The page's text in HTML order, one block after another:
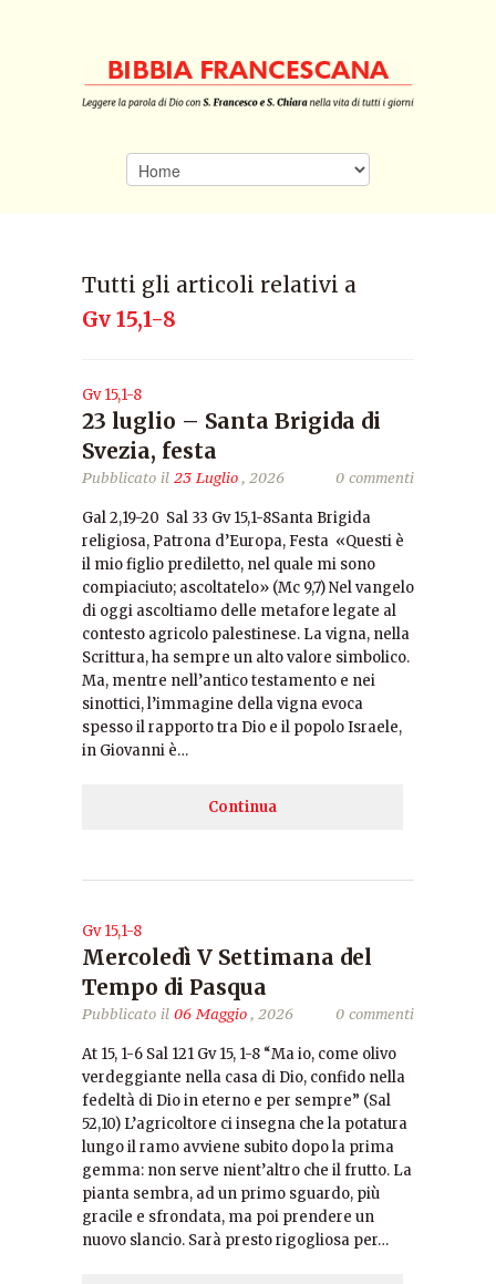
Tutti gli articoli relativi a
Gv 15,1-8
Gv 15,1-8
23 luglio – Santa Brigida di
Svezia, festa
Pubblicato il 23 Luglio, 2026 0 commenti
Gal 2,19-20 Sal 33 Gv 15,1-8Santa Brigida
religiosa, Patrona d’Europa, Festa «Questi è
il mio figlio prediletto, nel quale mi sono
compiaciuto; ascoltatelo» (Mc 9,7) Nel vangelo
di oggi ascoltiamo delle metafore legate al
contesto agricolo palestinese. La vigna, nella
Scrittura, ha sempre un alto valore simbolico.
Ma, mentre nell’antico testamento e nei
sinottici, l’immagine della vigna evoca
spesso il rapporto tra Dio e il popolo Israele,
in Giovanni è…
Continua
Gv 15,1-8
Mercoledì V Settimana del
Tempo di Pasqua
Pubblicato il 06 Maggio, 2026 0 commenti
At 15, 1-6 Sal 121 Gv 15, 1-8 “Ma io, come olivo
verdeggiante nella casa di Dio, confido nella
fedeltà di Dio in eterno e per sempre” (Sal
52,10) L’agricoltore ci insegna che la potatura
lungo il ramo avviene subito dopo la prima
gemma: non serve nient’altro che il frutto. La
pianta sembra, ad un primo sguardo, più
gracile e sfrondata, ma poi prendere un
nuovo slancio. Sarà presto rigogliosa per…